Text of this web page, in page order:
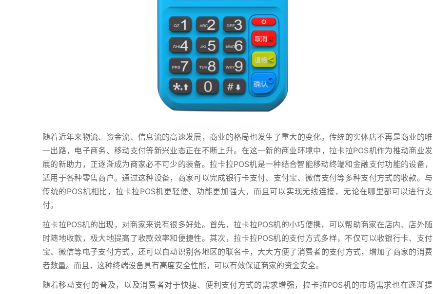
随着近年来物流、资金流、信息流的高速发展，商业的格局也发生了重大的变化。传统的实体店不再是商业的唯
一出路，电子商务、移动支付等新兴业态正在不断上升。在这一新的商业环境中，拉卡拉POS机作为推动商业发
展的新助力，正逐渐成为商家必不可少的装备。拉卡拉POS机是一种结合智能移动终端和金融支付功能的设备，
适用于各种零售商户。通过这种设备，商家可以完成银行卡支付、支付宝、微信支付等多种支付方式的收款。与
传统的POS机相比，拉卡拉POS机更轻便、功能更加强大，而且可以实现无线连接，无论在哪里都可以进行支
付。
拉卡拉POS机的出现，对商家来说有很多好处。首先，拉卡拉POS机的小巧便携，可以帮助商家在店内、店外随
时随地收款，极大地提高了收款效率和便捷性。其次，拉卡拉POS机的支付方式多样，不仅可以收银行卡、支付
宝、微信等电子支付方式，还可以自动识别各地区的联名卡，大大方便了消费者的支付方式，增加了商家的消费
者数量。而且，这种终端设备具有高度安全性能，可以有效保证商家的资金安全。
随着移动支付的普及，以及消费者对于快捷、便利支付方式的需求增强，拉卡拉POS机的市场需求也在逐渐提